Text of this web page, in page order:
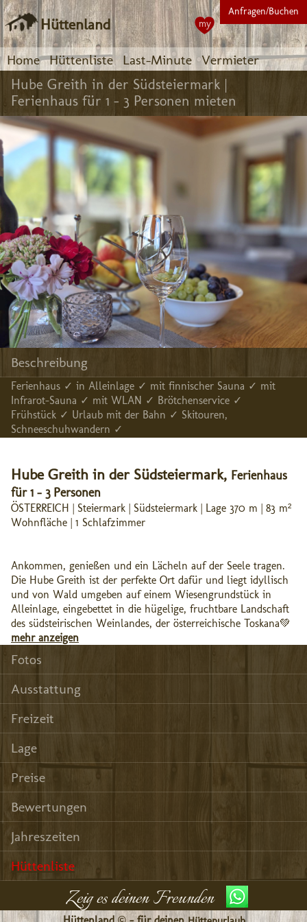
Hüttenland
Home Hüttenliste Last-Minute Vermieter
Anfragen/Buchen
my
Hube Greith in der Südsteiermark |
Ferienhaus für 1 - 3 Personen mieten
Beschreibung
Ferienhaus ✓ in Alleinlage ✓ mit finnischer Sauna ✓ mit
Infrarot-Sauna ✓ mit WLAN ✓ Brötchenservice ✓
Frühstück ✓ Urlaub mit der Bahn ✓ Skitouren,
Schneeschuhwandern ✓
Hube Greith in der Südsteiermark, Ferienhaus
für 1 - 3 Personen
ÖSTERREICH | Steiermark | Südsteiermark | Lage 370 m | 83 m²
Wohnfläche | 1 Schlafzimmer
Ankommen, genießen und ein Lächeln auf der Seele tragen.
Die Hube Greith ist der perfekte Ort dafür und liegt idyllisch
und von Wald umgeben auf einem Wiesengrundstück in
Alleinlage, eingebettet in die hügelige, fruchtbare Landschaft
des südsteirischen Weinlandes, der österreichische Toskana💚
mehr anzeigen
Fotos
Ausstattung
Freizeit
Lage
Preise
Bewertungen
Jahreszeiten
Hüttenliste
Zeig es deinen Freunden